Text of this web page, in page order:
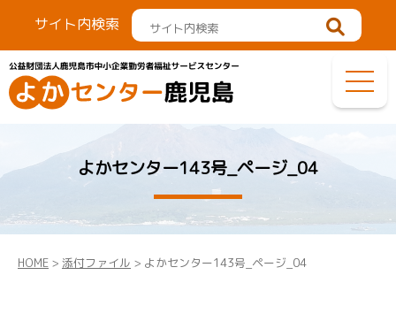
サイト内検索
よかセンター143号_ページ_04
HOME > 添付ファイル > よかセンター143号_ページ_04